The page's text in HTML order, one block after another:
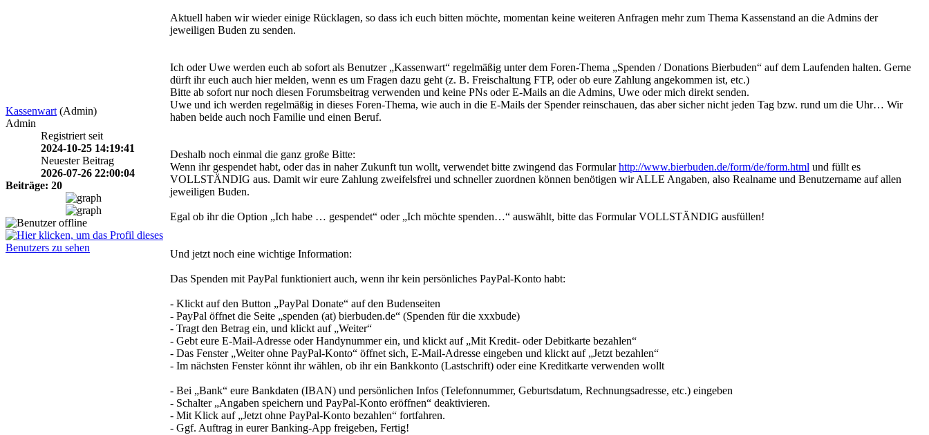
Kassenwart (Admin)
Admin
Registriert seit
2024-10-25 14:19:41
Neuester Beitrag
2026-07-26 22:00:04
Beiträge: 20
Aktuell haben wir wieder einige Rücklagen, so dass ich euch bitten möchte, momentan keine weiteren Anfragen mehr zum Thema Kassenstand an die Admins der
jeweiligen Buden zu senden.
Ich oder Uwe werden euch ab sofort als Benutzer „Kassenwart“ regelmäßig unter dem Foren-Thema „Spenden / Donations Bierbuden“ auf dem Laufenden halten. Gerne
dürft ihr euch auch hier melden, wenn es um Fragen dazu geht (z. B. Freischaltung FTP, oder ob eure Zahlung angekommen ist, etc.)
Bitte ab sofort nur noch diesen Forumsbeitrag verwenden und keine PNs oder E-Mails an die Admins, Uwe oder mich direkt senden.
Uwe und ich werden regelmäßig in dieses Foren-Thema, wie auch in die E-Mails der Spender reinschauen, das aber sicher nicht jeden Tag bzw. rund um die Uhr… Wir
haben beide auch noch Familie und einen Beruf.
Deshalb noch einmal die ganz große Bitte:
Wenn ihr gespendet habt, oder das in naher Zukunft tun wollt, verwendet bitte zwingend das Formularhttp://www.bierbuden.de/form/de/form.html und füllt es
VOLLSTÄNDIG aus. Damit wir eure Zahlung zweifelsfrei und schneller zuordnen können benötigen wir ALLE Angaben, also Realname und Benutzername auf allen
jeweiligen Buden.
Egal ob ihr die Option „Ich habe … gespendet“ oder „Ich möchte spenden…“ auswählt, bitte das Formular VOLLSTÄNDIG ausfüllen!
Und jetzt noch eine wichtige Information:
Das Spenden mit PayPal funktioniert auch, wenn ihr kein persönliches PayPal-Konto habt:
- Klickt auf den Button „PayPal Donate“ auf den Budenseiten
- PayPal öffnet die Seite „spenden (at) bierbuden.de“ (Spenden für die xxxbude)
- Tragt den Betrag ein, und klickt auf „Weiter“
- Gebt eure E-Mail-Adresse oder Handynummer ein, und klickt auf „Mit Kredit- oder Debitkarte bezahlen“
- Das Fenster „Weiter ohne PayPal-Konto“ öffnet sich, E-Mail-Adresse eingeben und klickt auf „Jetzt bezahlen“
- Im nächsten Fenster könnt ihr wählen, ob ihr ein Bankkonto (Lastschrift) oder eine Kreditkarte verwenden wollt
- Bei „Bank“ eure Bankdaten (IBAN) und persönlichen Infos (Telefonnummer, Geburtsdatum, Rechnungsadresse, etc.) eingeben
- Schalter „Angaben speichern und PayPal-Konto eröffnen“ deaktivieren.
- Mit Klick auf „Jetzt ohne PayPal-Konto bezahlen“ fortfahren.
- Ggf. Auftrag in eurer Banking-App freigeben, Fertig!